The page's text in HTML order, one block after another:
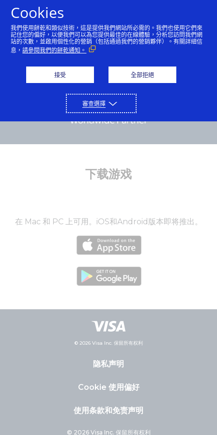
中文（简体）
下载游戏
在 Mac 和 PC 上可用。iOS和Android版本即将推出。
© 2026 Visa Inc. 保留所有权利
隐私声明
Cookie 使用偏好
使用条款和免责声明
© 2026 Visa Inc. 保留所有权利
Cookies
我們使用餅乾和類似技術，這是提供我們網站所必需的。我們也使用它們來
記住您的偏好，以便我們可以為您提供最佳的在線體驗，分析您訪問我們網
站的次數，並啟用個性化的營銷（包括通過我們的營銷夥伴）。有關詳細信
息，請參閱我們的餅乾通知。
接受 全部拒絕
審查選擇